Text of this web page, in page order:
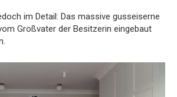
im Detail: Das massive gusseiserne
Großvater der Besitzerin eingebaut